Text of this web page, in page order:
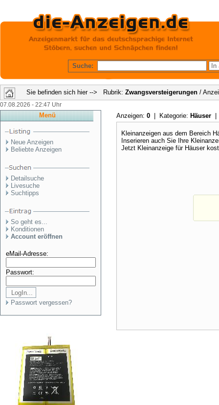
Suche:
Sie befinden sich hier --> Rubrik: Zwangsversteigerungen /
07.08.2026 - 22:47 Uhr
Menü
Neue Anzeigen
Beliebte Anzeigen
Detailsuche
Livesuche
Suchtipps
So geht es...
Konditionen
Account eröffnen
eMail-Adresse:
Passwort:
Passwort vergessen?
Anzeigen: 0 | Kategorie: Häuser
Kleinanzeigen aus dem Bereich
Inserieren auch Sie Ihre
Jetzt Kleinanzeige für Häuser